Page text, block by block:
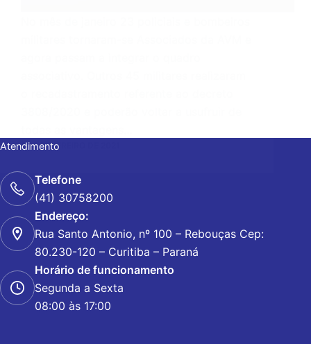
1 DE FEVEREIRO DE 2021
Atendimento
Telefone
(41) 30758200
Endereço:
Rua Santo Antonio, nº 100 – Rebouças Cep:
80.230-120 – Curitiba – Paraná
Horário de funcionamento
Segunda a Sexta
08:00 às 17:00